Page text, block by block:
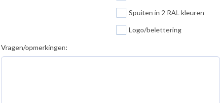
Spuiten in 2 RAL kleuren
Logo/belettering
Vragen/opmerkingen: